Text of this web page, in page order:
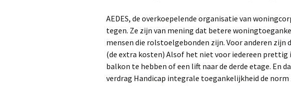
AEDES, de overkoepelende organisatie van
tegen. Ze zijn van mening dat betere
mensen die rolstoelgebonden zijn. Voor anderen zijn
(de extra kosten) Alsof het niet voor iedereen prettig
balkon te hebben of een lift naar de derde etage. En
verdrag Handicap integrale toegankelijkheid de